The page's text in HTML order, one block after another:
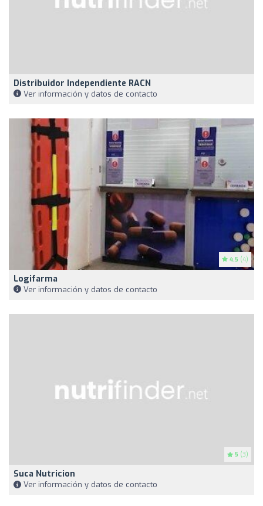
Distribuidor Independiente RACN
Ver información y datos de contacto
4.5 (4)
Logifarma
Ver información y datos de contacto
5 (3)
Suca Nutricion
Ver información y datos de contacto